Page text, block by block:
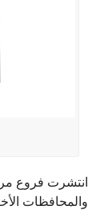
انتشرت فروع
والمحافظات